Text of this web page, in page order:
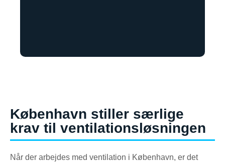
København stiller særlige
krav til ventilationsløsningen
Når der arbejdes med ventilation i København, er det